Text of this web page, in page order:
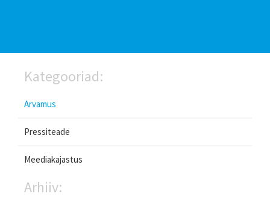
Kategooriad:
Arvamus
Pressiteade
Meediakajastus
Arhiiv: